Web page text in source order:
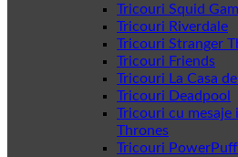
Tricouri Squid
Tricouri Riverdale
Tricouri Stranger
Tricouri Friends
Tricouri La Casa de
Tricouri Deadpool
Tricouri cu
Thrones
Tricouri